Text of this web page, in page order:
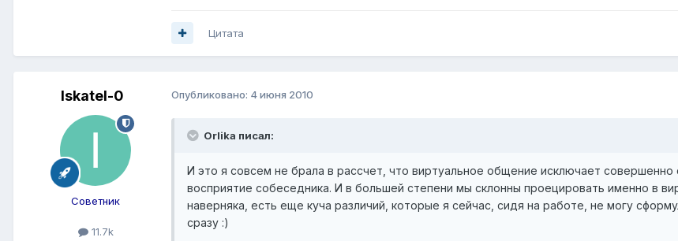
Цитата
Iskatel-0
Советник
11.7k
Опубликовано: 4 июня 2010
Orlika писал:
И это я совсем не брала в рассчет, что виртуальное общение исключает совершенно
восприятие собеседника. И в большей степени мы склонны проецировать именно в
наверняка, есть еще куча различий, которые я сейчас, сидя на работе, не могу
сразу :)